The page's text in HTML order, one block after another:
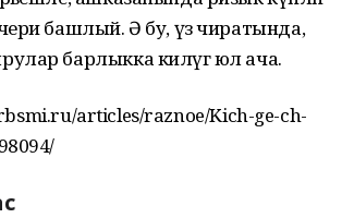
башлый. Ә бу, үз чиратында,
барлыкка килүгә юл ача.
articles/raznoe/Kich-ge-ch-